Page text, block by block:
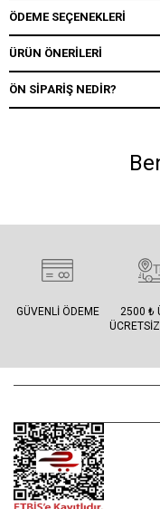
ÖDEME SEÇENEKLERI
ÜRÜN ÖNERILERI
ÖN SIPARIŞ NEDIR?
GÜVENLI ÖDEME
2500 ₺